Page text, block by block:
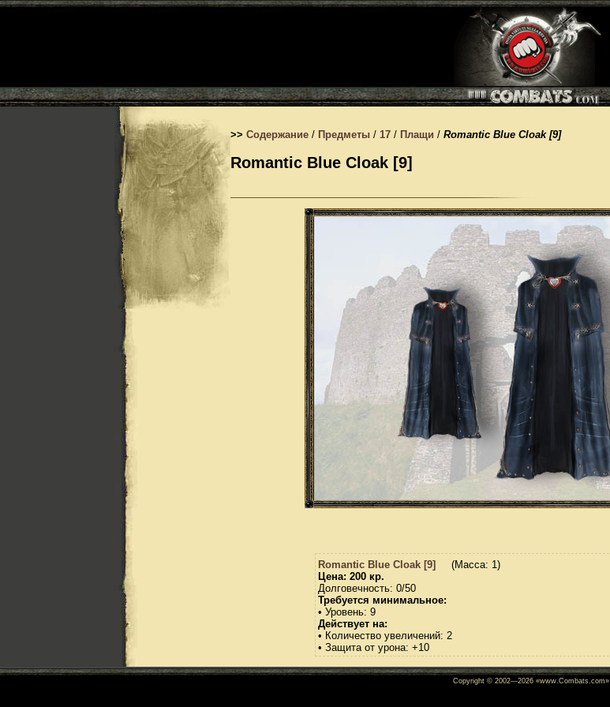
>> Содержание/ Предметы/ 17/ Плащи / Romantic Blue Cloak [9]
Romantic Blue Cloak [9]
Romantic Blue Cloak [9]
(Масса: 1)
Цена: 200 кр.
Долговечность: 0/50
Требуется минимальное:
• Уровень: 9
Действует на:
• Количество увеличений: 2
• Защита от урона: +10
Copyright © 2002—2026«www.Combats.com»